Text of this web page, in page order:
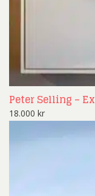
Peter Selling –
18.000 kr